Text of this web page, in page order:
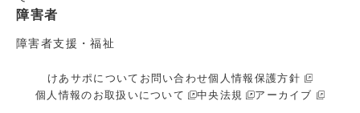
障害者
障害者支援・福祉
けあサポについて お問い合わせ個人情報保護方針
個人情報のお取扱いについて
中央法規 アーカイブ